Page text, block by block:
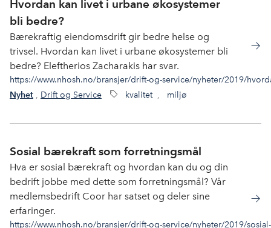
Hvordan kan livet i urbane økosystemer
bli bedre?
Bærekraftig eiendomsdrift gir bedre helse og
trivsel. Hvordan kan livet i urbane økosystemer bli
bedre? Eleftherios Zacharakis har svar.
https://www.nhosh.no/bransjer/drift-og-service/nyheter/2019/
Nyhet , Drift og Service kvalitet , miljø
Sosial bærekraft som forretningsmål
Hva er sosial bærekraft og hvordan kan du og din
bedrift jobbe med dette som forretningsmål? Vår
medlemsbedrift Coor har satset og deler sine
erfaringer.
https://www.nhosh.no/bransjer/drift-og-service/nyheter/2019/